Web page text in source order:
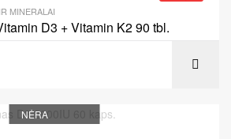
MINERALAI
D3 + Vitamin K2 90 tbl.
NĖRA